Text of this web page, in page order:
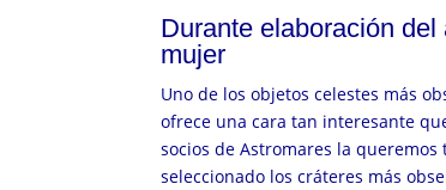
Durante elaboración
mujer
Uno de los objetos celestes más
ofrece una cara tan interesante
socios de Astromares la
seleccionado los cráteres más